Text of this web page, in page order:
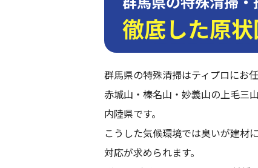
徹底した原
群馬県の特殊清掃はティプロにお
赤城山・榛名山・妙義山の上毛三
内陸県です。
こうした気候環境では臭いが建材
対応が求められます。